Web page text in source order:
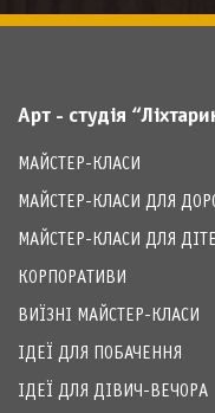
Арт - студія
МАЙСТЕР-КЛАСИ
МАЙСТЕР-КЛАСИ ДЛЯ
МАЙСТЕР-КЛАСИ ДЛЯ
КОРПОРАТИВИ
ВИЇЗНІ МАЙСТЕР-КЛАСИ
ІДЕЇ ДЛЯ ПОБАЧЕННЯ
ІДЕЇ ДЛЯ ДІВИЧ-ВЕЧОРА